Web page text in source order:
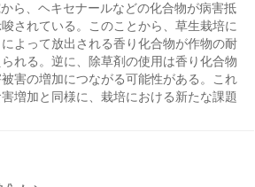
ら、ヘキセナールなどの化合物が病害抵
されている。このことから、草生栽培に
よって放出される香り化合物が作物の耐
れる。逆に、除草剤の使用は香り化合物
害の増加につながる可能性がある。これ
増加と同様に、栽培における新たな課題